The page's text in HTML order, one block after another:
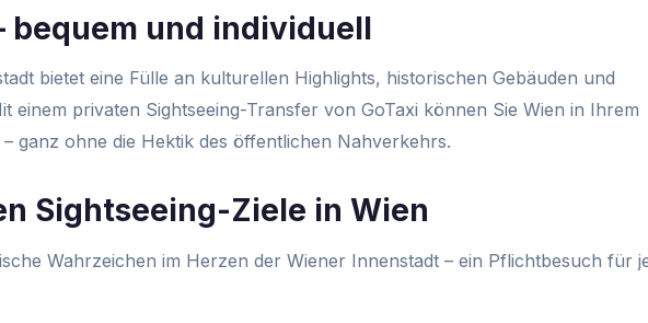
bequem und individuell
bietet eine Fülle an kulturellen Highlights, historischen Gebäuden und
einem privaten Sightseeing-Transfer von GoTaxi können Sie Wien in Ihrem
ganz ohne die Hektik des öffentlichen Nahverkehrs.
Sightseeing-Ziele in Wien
Wahrzeichen im Herzen der Wiener Innenstadt – ein Pflichtbesuch für